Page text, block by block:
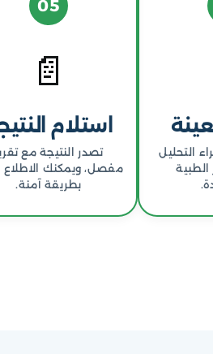
التحليل
الطبية
05
📄
استلام
تصدر النتيجة مع
مفصل، ويمكنك الاطلاع
بطريقة آمنة.